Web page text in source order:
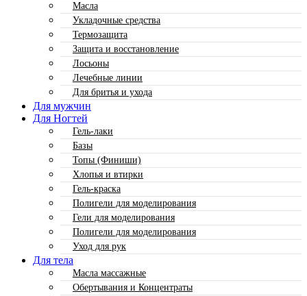
Масла
Укладочные средства
Термозащита
Защита и восстановление
Лосьоны
Лечебные линии
Для бритья и ухода
Для мужчин
Для Ногтей
Гель-лаки
Базы
Топы (Финиши)
Хлопья и втирки
Гель-краска
Полигели для моделирования
Гели для моделирования
Полигели для моделирования
Уход для рук
Для тела
Масла массажные
Обертывания и Концентраты